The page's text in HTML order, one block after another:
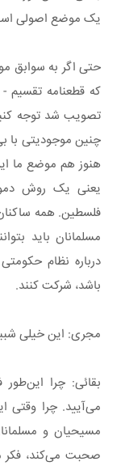
یک موضع اصولی
تصویب شد توجه
چنین موجودیتی با
هنوز هم موضع ما
یعنی یک روش
فلسطین. همه
مسلمانان باید
درباره نظام
باشد، شرکت کنند.
مجری: این خیلی
بقائی: چرا
می‌آیید. چرا وقتی
مسیحیان و
صحبت می‌کند، فکر